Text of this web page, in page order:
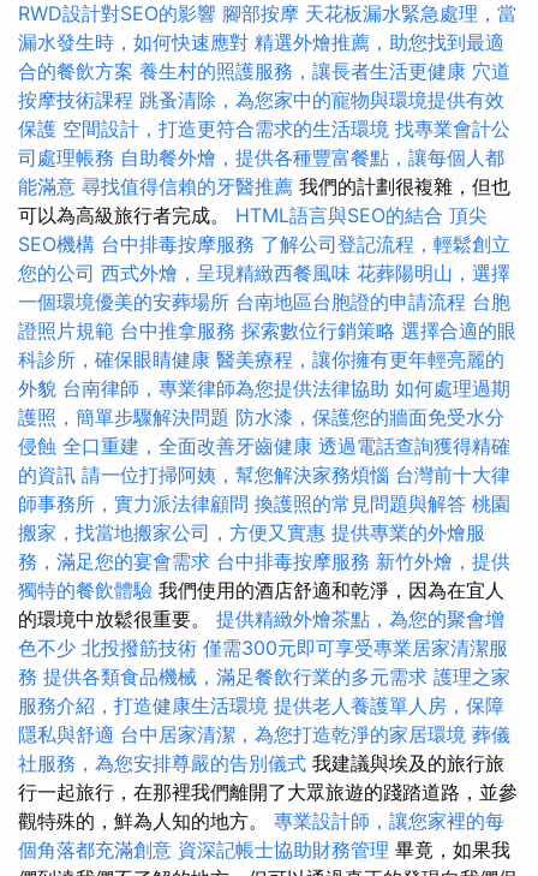
RWD設計對SEO的影響 腳部按摩 天花板漏水緊急處理，當
漏水發生時，如何快速應對 精選外燴推薦，助您找到最適
合的餐飲方案 養生村的照護服務，讓長者生活更健康 穴道
按摩技術課程 跳蚤清除，為您家中的寵物與環境提供有效
保護 空間設計，打造更符合需求的生活環境 找專業會計公
司處理帳務 自助餐外燴，提供各種豐富餐點，讓每個人都
能滿意 尋找值得信賴的牙醫推薦 我們的計劃很複雜，但也
可以為高級旅行者完成。 HTML語言與SEO的結合 頂尖
SEO機構 台中排毒按摩服務 了解公司登記流程，輕鬆創立
您的公司 西式外燴，呈現精緻西餐風味 花葬陽明山，選擇
一個環境優美的安葬場所 台南地區台胞證的申請流程 台胞
證照片規範 台中推拿服務 探索數位行銷策略 選擇合適的眼
科診所，確保眼睛健康 醫美療程，讓你擁有更年輕亮麗的
外貌 台南律師，專業律師為您提供法律協助 如何處理過期
護照，簡單步驟解決問題 防水漆，保護您的牆面免受水分
侵蝕 全口重建，全面改善牙齒健康 透過電話查詢獲得精確
的資訊 請一位打掃阿姨，幫您解決家務煩惱 台灣前十大律
師事務所，實力派法律顧問 換護照的常見問題與解答 桃園
搬家，找當地搬家公司，方便又實惠 提供專業的外燴服
務，滿足您的宴會需求 台中排毒按摩服務 新竹外燴，提供
獨特的餐飲體驗 我們使用的酒店舒適和乾淨，因為在宜人
的環境中放鬆很重要。 提供精緻外燴茶點，為您的聚會增
色不少 北投撥筋技術 僅需300元即可享受專業居家清潔服
務 提供各類食品機械，滿足餐飲行業的多元需求 護理之家
服務介紹，打造健康生活環境 提供老人養護單人房，保障
隱私與舒適 台中居家清潔，為您打造乾淨的家居環境 葬儀
社服務，為您安排尊嚴的告別儀式 我建議與埃及的旅行旅
行一起旅行，在那裡我們離開了大眾旅遊的踐踏道路，並參
觀特殊的，鮮為人知的地方。 專業設計師，讓您家裡的每
個角落都充滿創意 資深記帳士協助財務管理 畢竟，如果我